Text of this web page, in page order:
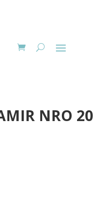
NRO 20